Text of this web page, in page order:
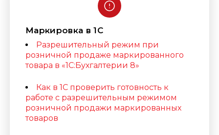
Маркировка в 1С
Разрешительный режим при
розничной продаже маркированного
товара в «1С:Бухгалтерии 8»
Как в 1С проверить готовность к
работе с разрешительным режимом
розничной продажи маркированных
товаров